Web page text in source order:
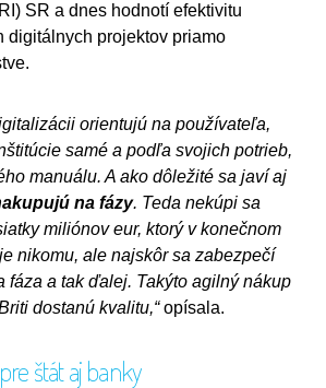
SR a dnes hodnotí efektivitu
digitálnych projektov priamo
orientujú na používateľa,
samé a podľa svojich potrieb,
manuálu. A ako dôležité sa javí aj
na fázy. Teda nekúpi sa
miliónov eur, ktorý v konečnom
nikomu, ale najskôr sa zabezpečí
fáza a tak ďalej. Takýto agilný nákup
dostanú kvalitu,“opísala.
štát aj banky